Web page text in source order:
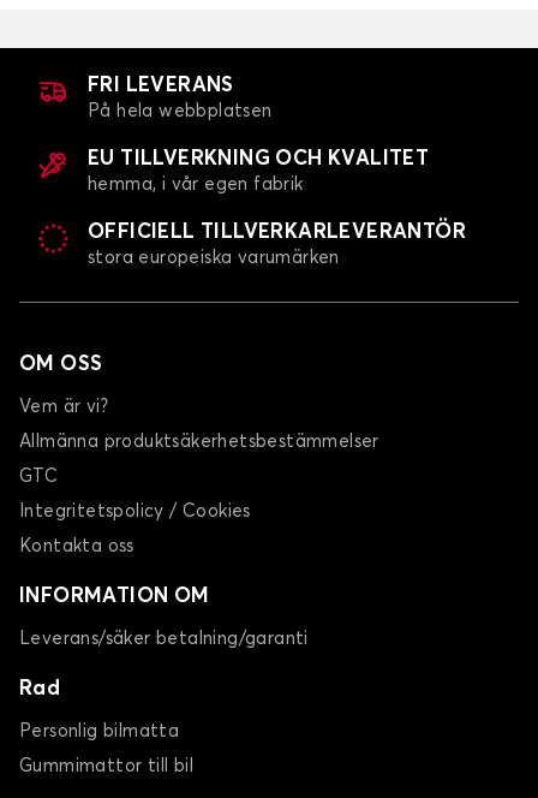
FRI LEVERANS
På hela webbplatsen
EU TILLVERKNING OCH KVALITET
hemma, i vår egen fabrik
OFFICIELL TILLVERKARLEVERANTÖR
stora europeiska varumärken
OM OSS
Vem är vi?
Allmänna produktsäkerhetsbestämmelser
GTC
Integritetspolicy / Cookies
Kontakta oss
INFORMATION OM
Leverans/säker betalning/garanti
Rad
Personlig bilmatta
Gummimattor till bil